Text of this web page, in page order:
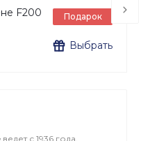
F200 Подарок
Выбрать
с 1936 года.